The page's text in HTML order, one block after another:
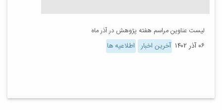
لیست عناوین مراسم هفته پژوهش در آذر ماه
۰۶ آذر ۱۴۰۲ آخرین اخبار اطلاعیه ها